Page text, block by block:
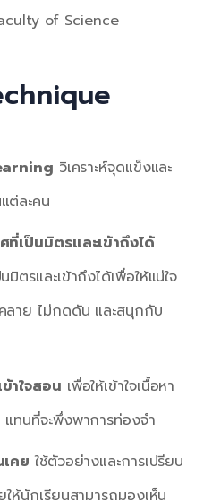
of Science
วิเคราะห์จุดแข็งและ
ต่ละคน
ที่เป็นมิตรและเข้าถึงได้
มิตรและเข้าถึงได้เพื่อให้แน่ใจ
ลาย ไม่กดดัน และสนุกกับ
าใจสอน เพื่อให้เข้าใจเนื้อหา
ทนที่จะพึ่งพาการท่องจำ
คย ใช้ตัวอย่างและการเปรียบ
ห้นักเรียนสามารถมองเห็น